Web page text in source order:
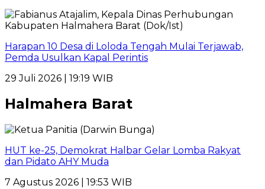
Harapan 10 Desa di Loloda Tengah Mulai Terjawab,
Pemda Usulkan Kapal Perintis
29 Juli 2026 | 19:19 WIB
Halmahera Barat
HUT ke-25, Demokrat Halbar Gelar Lomba Rakyat
dan Pidato AHY Muda
7 Agustus 2026 | 19:53 WIB